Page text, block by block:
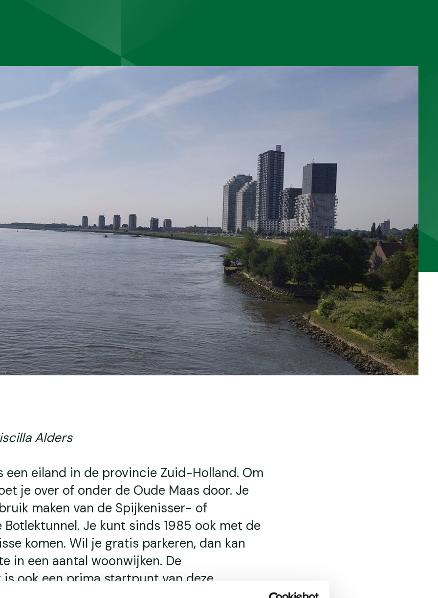
Alders
een eiland in de provincie Zuid-Holland. Om
je over of onder de Oude Maas door. Je
maken van de Spijkenisser- of
Botlektunnel. Je kunt sinds 1985 ook met de
komen. Wil je gratis parkeren, dan kan
in een aantal woonwijken. De
ook een prima startpunt van deze